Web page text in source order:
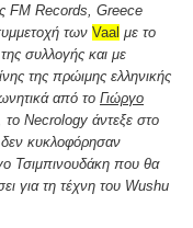
FM Records, Greece
των Vaal με το
συλλογής και με
της πρώιμης ελληνικής
από το Γιώργο
Necrology άντεξε στο
κυκλοφόρησαν
Τσιμπινουδάκη που θα
για τη τέχνη του Wushu